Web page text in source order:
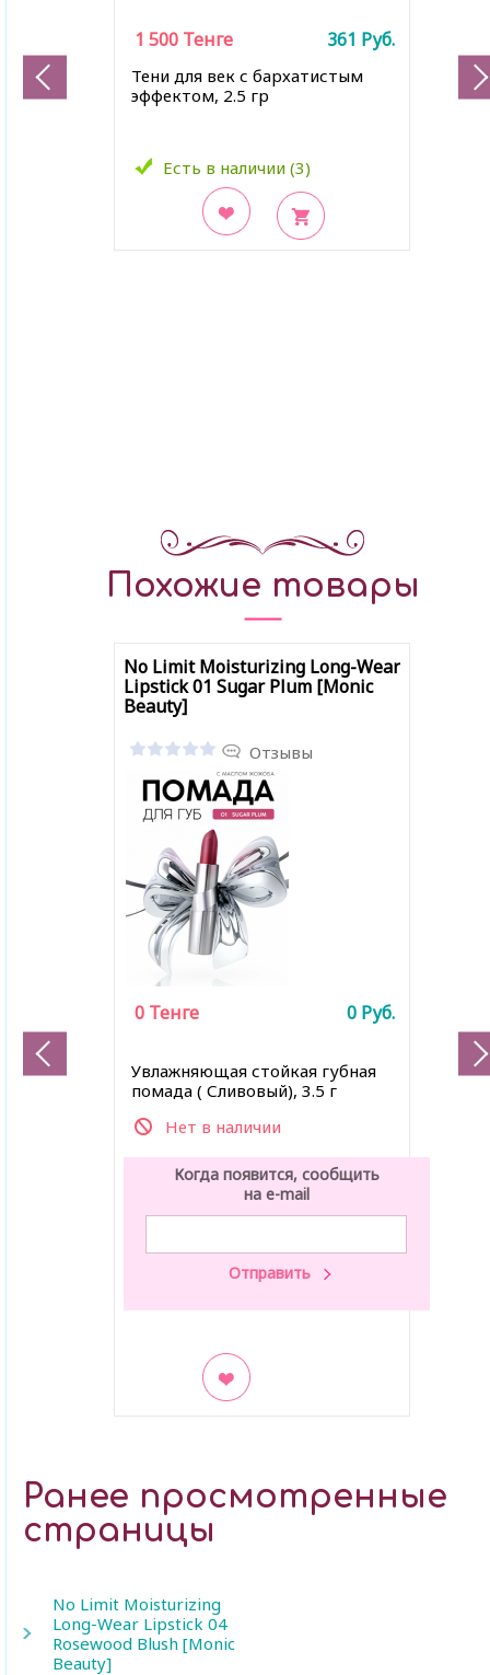
Тени для век с бархатистым
эффектом, 2.5 гр
Есть в наличии (3)
1 500 Тенге 361 Руб.
Похожие товары
No Limit Moisturizing Long-Wear
Lipstick 01 Sugar Plum [Monic
Beauty]
Отзывы
Увлажняющая стойкая губная
помада ( Сливовый), 3.5 г
Нет в наличии
0 Тенге 0 Руб.
Когда появится, сообщить
на e-mail
Ранее просмотренные
страницы
No Limit Moisturizing
Long-Wear Lipstick 04
Rosewood Blush [Monic
Beauty]